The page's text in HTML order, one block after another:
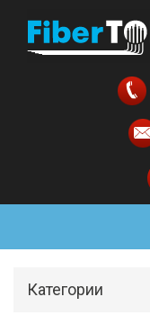
Категории